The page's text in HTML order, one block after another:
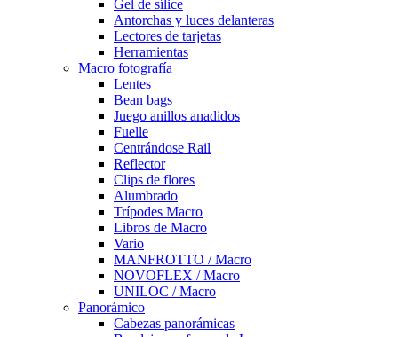
Gel de sílice
Antorchas y luces delanteras
Lectores de tarjetas
Herramientas
Macro fotografía
Lentes
Bean bags
Juego anillos anadidos
Fuelle
Centrándose Rail
Reflector
Clips de flores
Alumbrado
Trípodes Macro
Libros de Macro
Vario
MANFROTTO / Macro
NOVOFLEX / Macro
UNILOC / Macro
Panorámico
Cabezas panorámicas